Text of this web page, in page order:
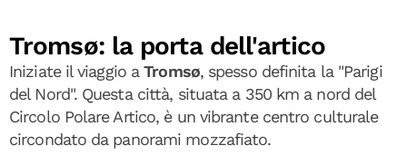
Tromsø: la porta dell'artico
Iniziate il viaggio aTromsø, spesso definita la "Parigi
del Nord". Questa città, situata a 350 km a nord del
Circolo Polare Artico, è un vibrante centro culturale
circondato da panorami mozzafiato.